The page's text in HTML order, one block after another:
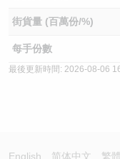
街貨量 (百萬份/%)
每手份數
最後更新時間: 2026-08-06
English 简体中文 繁